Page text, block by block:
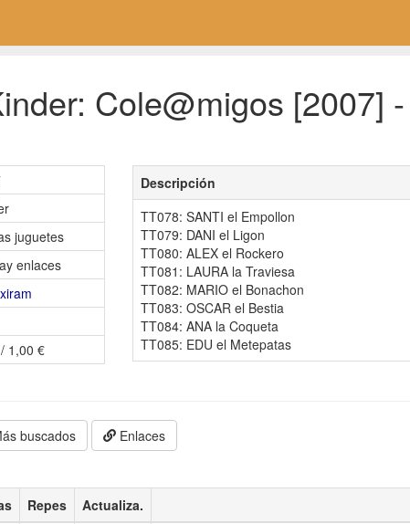
Cole@migos [2007]
juguetes
enlaces
1,00 €
Descripción
TT078: SANTI el Empollon
TT079: DANI el Ligon
TT080: ALEX el Rockero
TT081: LAURA la Traviesa
TT082: MARIO el Bonachon
TT083: OSCAR el Bestia
TT084: ANA la Coqueta
TT085: EDU el Metepatas
buscados Enlaces
Repes Actualiza.